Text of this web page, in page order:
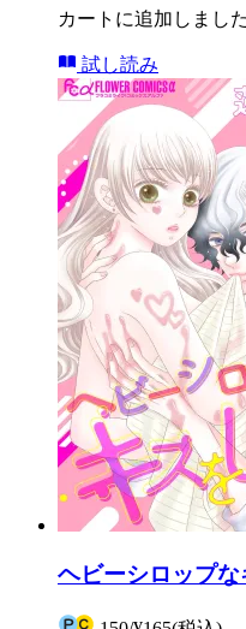
カートに追加しました
試し読み
ヘビーシロップ